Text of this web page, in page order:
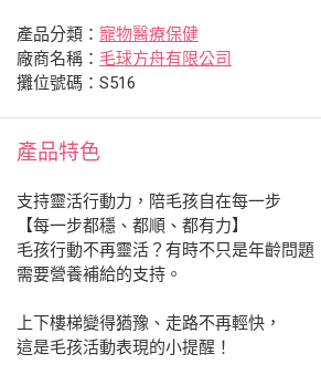
產品分類： 寵物醫療保健
廠商名稱： 毛球方舟有限公司
攤位號碼：S516
產品特色
支持靈活行動力，陪毛孩自在每一步
【每一步都穩、都順、都有力】
毛孩行動不再靈活？有時不只是年齡問
需要營養補給的支持。
上下樓梯變得猶豫、走路不再輕快，
這是毛孩活動表現的小提醒！